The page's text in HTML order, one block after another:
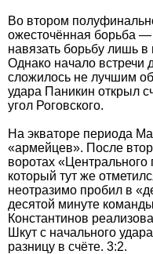
Во втором
ожесточённая борьба
навязать борьбу лишь
Однако начало встречи
сложилось не лучшим
удара Паникин открыл
угол Роговского.
На экваторе периода
«армейцев». После
воротах
который тут же
неотразимо пробил в
десятой минуте
Константинов
Шкут с начального
разницу в счёте. 3:2.